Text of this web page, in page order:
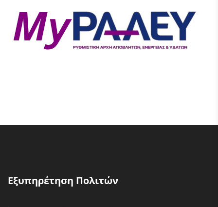
Εξυπηρέτηση Πολιτών